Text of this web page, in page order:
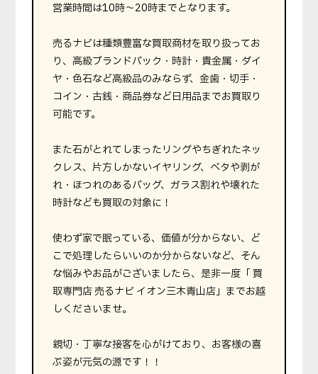
営業時間は10時〜20時までとなります。
売るナビは種類豊富な買取商材を取り扱ってお
り、高級ブランドバック・時計・貴金属・ダイ
ヤ・色石など高級品のみならず、金歯・切手・
コイン・古銭・商品券など日用品までお買取り
可能です。
また石がとれてしまったリングやちぎれたネッ
クレス、片方しかないイヤリング、ベタや剥が
れ・ほつれのあるバッグ、ガラス割れや壊れた
時計なども買取の対象に！
使わず家で眠っている、価値が分からない、ど
こで処理したらいいのか分からないなど、そん
な悩みやお品がございましたら、是非一度「 買
取専門店 売るナビ イオン三木青山店」までお越
しくださいませ。
親切・丁寧な接客を心がけており、お客様の喜
ぶ姿が元気の源です！！